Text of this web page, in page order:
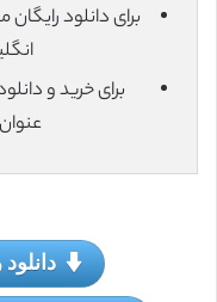
برای خرید و